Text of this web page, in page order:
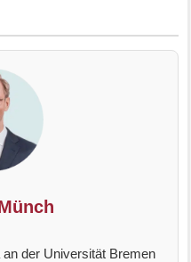
der Universität Bremen